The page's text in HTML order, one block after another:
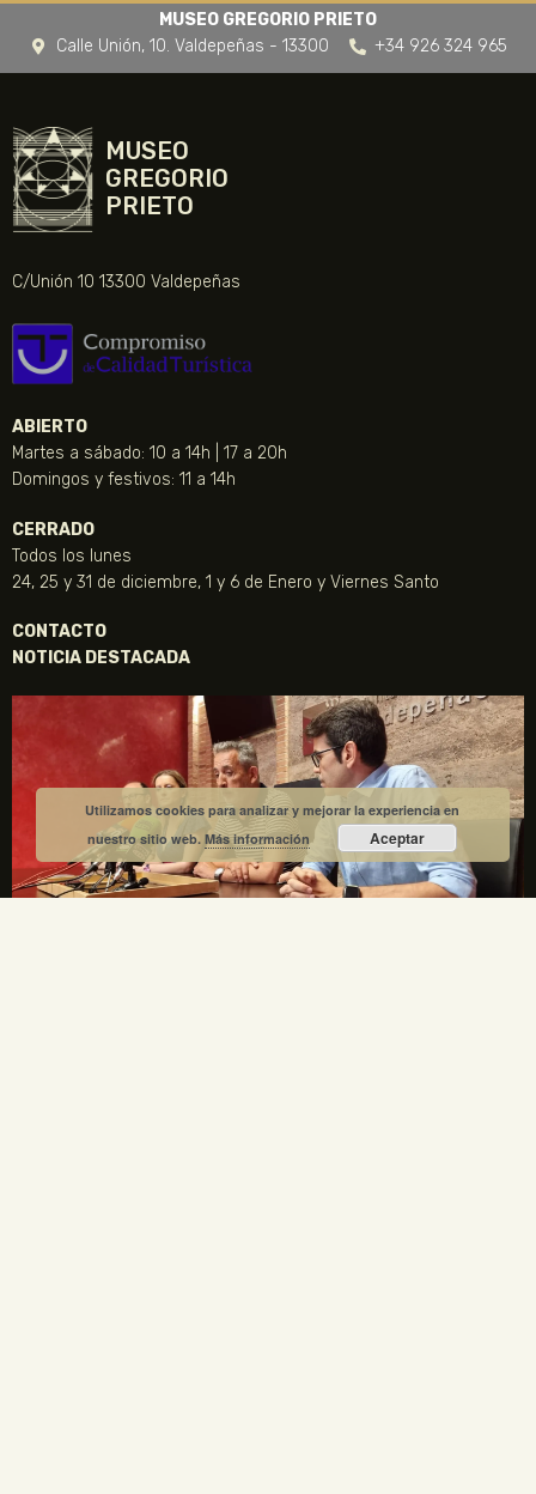
MUSEO GREGORIO PRIETO
Calle Unión, 10. Valdepeñas - 13300
+34 926 324 965
MUSEO
GREGORIO
PRIETO
C/Unión 10 13300 Valdepeñas
ABIERTO
Martes a sábado: 10 a 14h | 17 a 20h
Domingos y festivos: 11 a 14h
CERRADO
Todos los lunes
24, 25 y 31 de diciembre, 1 y 6 de Enero y Viernes Santo
CONTACTO
NOTICIA DESTACADA
Utilizamos cookies para analizar y mejorar la experiencia en
nuestro sitio web.Más información Aceptar